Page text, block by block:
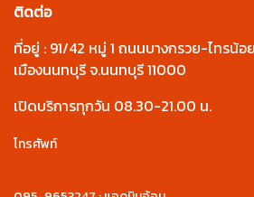
ติดต่อ
ที่อยู่ : 91/42 หมู่ 1 ถนนบางกรวย-ไทรน้อ
เมืองนนทบุรี จ.นนทบุรี 11000
เปิดบริการทุกวัน 08.30-21.00 น.
โทรศัพท์